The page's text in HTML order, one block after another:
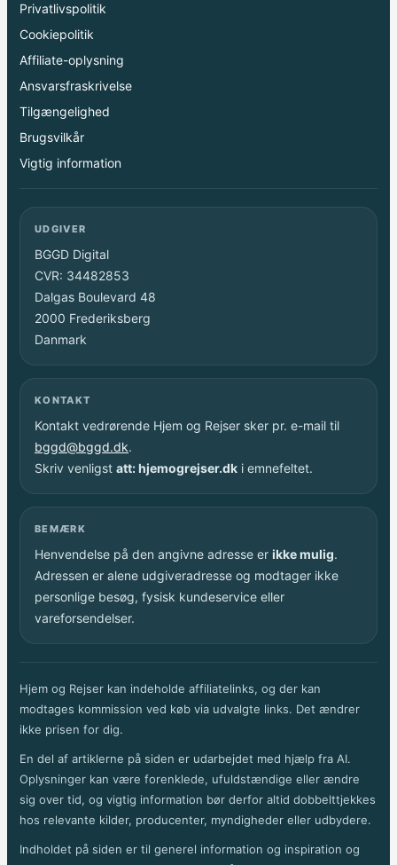
Privatlivspolitik
Cookiepolitik
Affiliate-oplysning
Ansvarsfraskrivelse
Tilgængelighed
Brugsvilkår
Vigtig information
UDGIVER
BGGD Digital
CVR: 34482853
Dalgas Boulevard 48
2000 Frederiksberg
Danmark
KONTAKT
Kontakt vedrørende Hjem og Rejser sker pr. e-mail til
bggd@bggd.dk.
Skriv venligst att: hjemogrejser.dk i emnefeltet.
BEMÆRK
Henvendelse på den angivne adresse er ikke mulig.
Adressen er alene udgiveradresse og modtager ikke
personlige besøg, fysisk kundeservice eller
vareforsendelser.
Hjem og Rejser kan indeholde affiliatelinks, og der kan
modtages kommission ved køb via udvalgte links. Det ændrer
ikke prisen for dig.
En del af artiklerne på siden er udarbejdet med hjælp fra AI.
Oplysninger kan være forenklede, ufuldstændige eller ændre
sig over tid, og vigtig information bør derfor altid dobbelttjekkes
hos relevante kilder, producenter, myndigheder eller udbydere.
Indholdet på siden er til generel information og inspiration og